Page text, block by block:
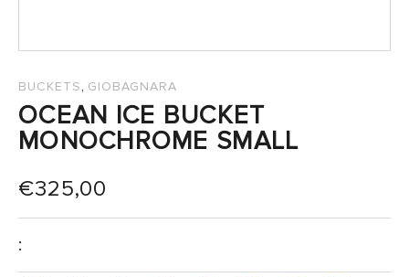
BUCKETS, GIOBAGNARA
OCEAN ICE BUCKET
MONOCHROME SMALL
€325,00
: